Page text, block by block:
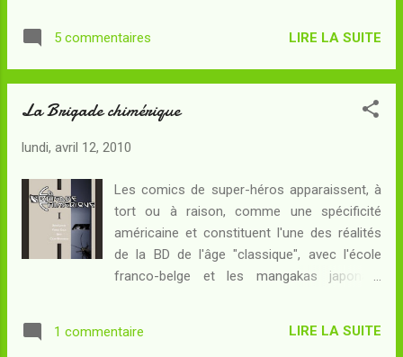
bonne BD que de l'excellente SF. J'en ai déjà
cause. Et dans cet avant-dernier tome, la
situation devient de plus en plus critique pour
le sait pas encore, mais l'impossible a eu
l'Allemagne, vient de signer un pacte de non-
l'organisation "Nous Autres" qui dirige l'Union
Soviétique. C'est un échec sans précédent
pour la diplomatie de la France et du
Royaume-Unis, et qui pèsera lourd sur le sort
de l'Europe. La Pologne est encerclée par
la carte. Déjà les zeppelins frappés de la
5 commentaires LIRE LA SUITE
La Brigade chimérique
lundi, avril 12, 2010
Les comics de super-héros apparaissent, à
tort ou à raison, comme une spécificité
américaine et constituent l'une des réalités
de la BD de l'âge "classique", avec l'école
franco-belge et les mangakas japonais.
dessinateurs de l'école franco-belge, n'ont à
1 commentaire LIRE LA SUITE